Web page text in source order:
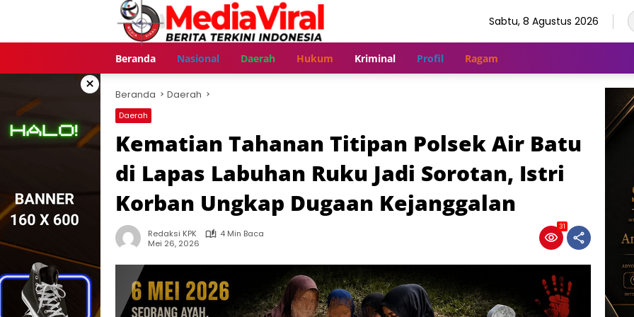
Sabtu, 8 Agustus 2026
Beranda Nasional Daerah Hukum Kriminal Profil Ragam
× Beranda Daerah
Daerah
Kematian Tahanan Titipan Polsek Air Batu
di Lapas Labuhan Ruku Jadi Sorotan, Istri
Korban Ungkap Dugaan Kejanggalan
Redaksi KPK
4 Min Baca
Mei 26, 2026
31